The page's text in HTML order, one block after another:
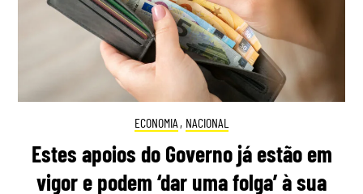
ECONOMIA , NACIONAL
Estes apoios do Governo já estão em
vigor e podem ‘dar uma folga’ à sua